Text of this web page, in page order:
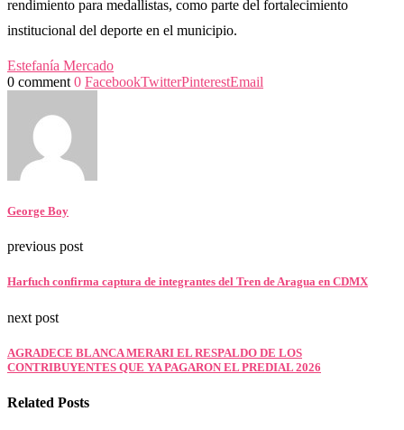
rendimiento para medallistas, como parte del fortalecimiento
institucional del deporte en el municipio.
Estefanía Mercado
0 comment 0 FacebookTwitterPinterestEmail
George Boy
previous post
Harfuch confirma captura de integrantes del Tren de Aragua en CDMX
next post
AGRADECE BLANCA MERARI EL RESPALDO DE LOS
CONTRIBUYENTES QUE YA PAGARON EL PREDIAL 2026
Related Posts